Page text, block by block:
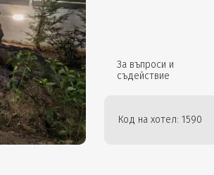
За въпроси и
съдействие
Код на хотел: 1590